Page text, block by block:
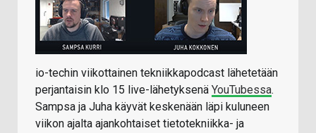
io-techin viikottainen tekniikkapodcast lähetetään
perjantaisin klo 15 live-lähetyksenä YouTubessa.
Sampsa ja Juha käyvät keskenään läpi kuluneen
viikon ajalta ajankohtaiset tietotekniikka- ja